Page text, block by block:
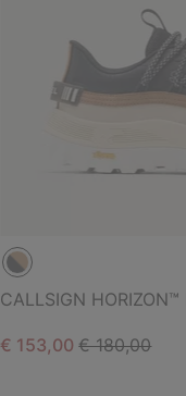
CALLSIGN
Sale price:
€ 153,00Regular price:
€ 180,00